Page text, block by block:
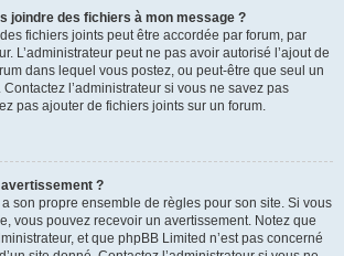
joindre des fichiers à mon message ?
fichiers joints peut être accordée par forum, par
L’administrateur peut ne pas avoir autorisé l’ajout de
dans lequel vous postez, ou peut-être que seul un
l’administrateur si vous ne savez pas
pas ajouter de fichiers joints sur un forum.
avertissement ?
son propre ensemble de règles pour son site. Si vous
vous pouvez recevoir un avertissement. Notez que
et que phpBB Limited n’est pas concerné